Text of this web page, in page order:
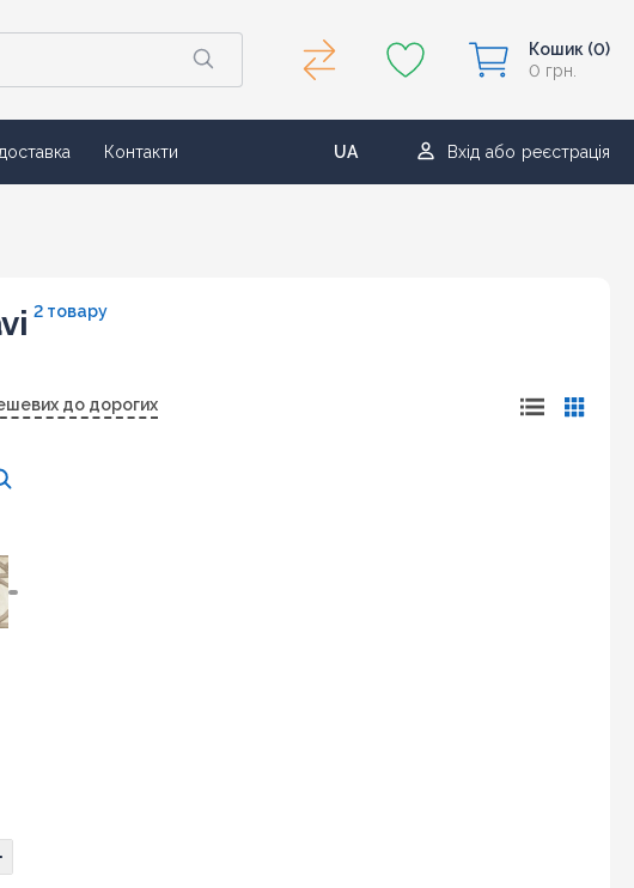
Кошик (0)
0 грн.
Контакти
UA
RU
Вхід або реєстрація
2 товару
до дорогих